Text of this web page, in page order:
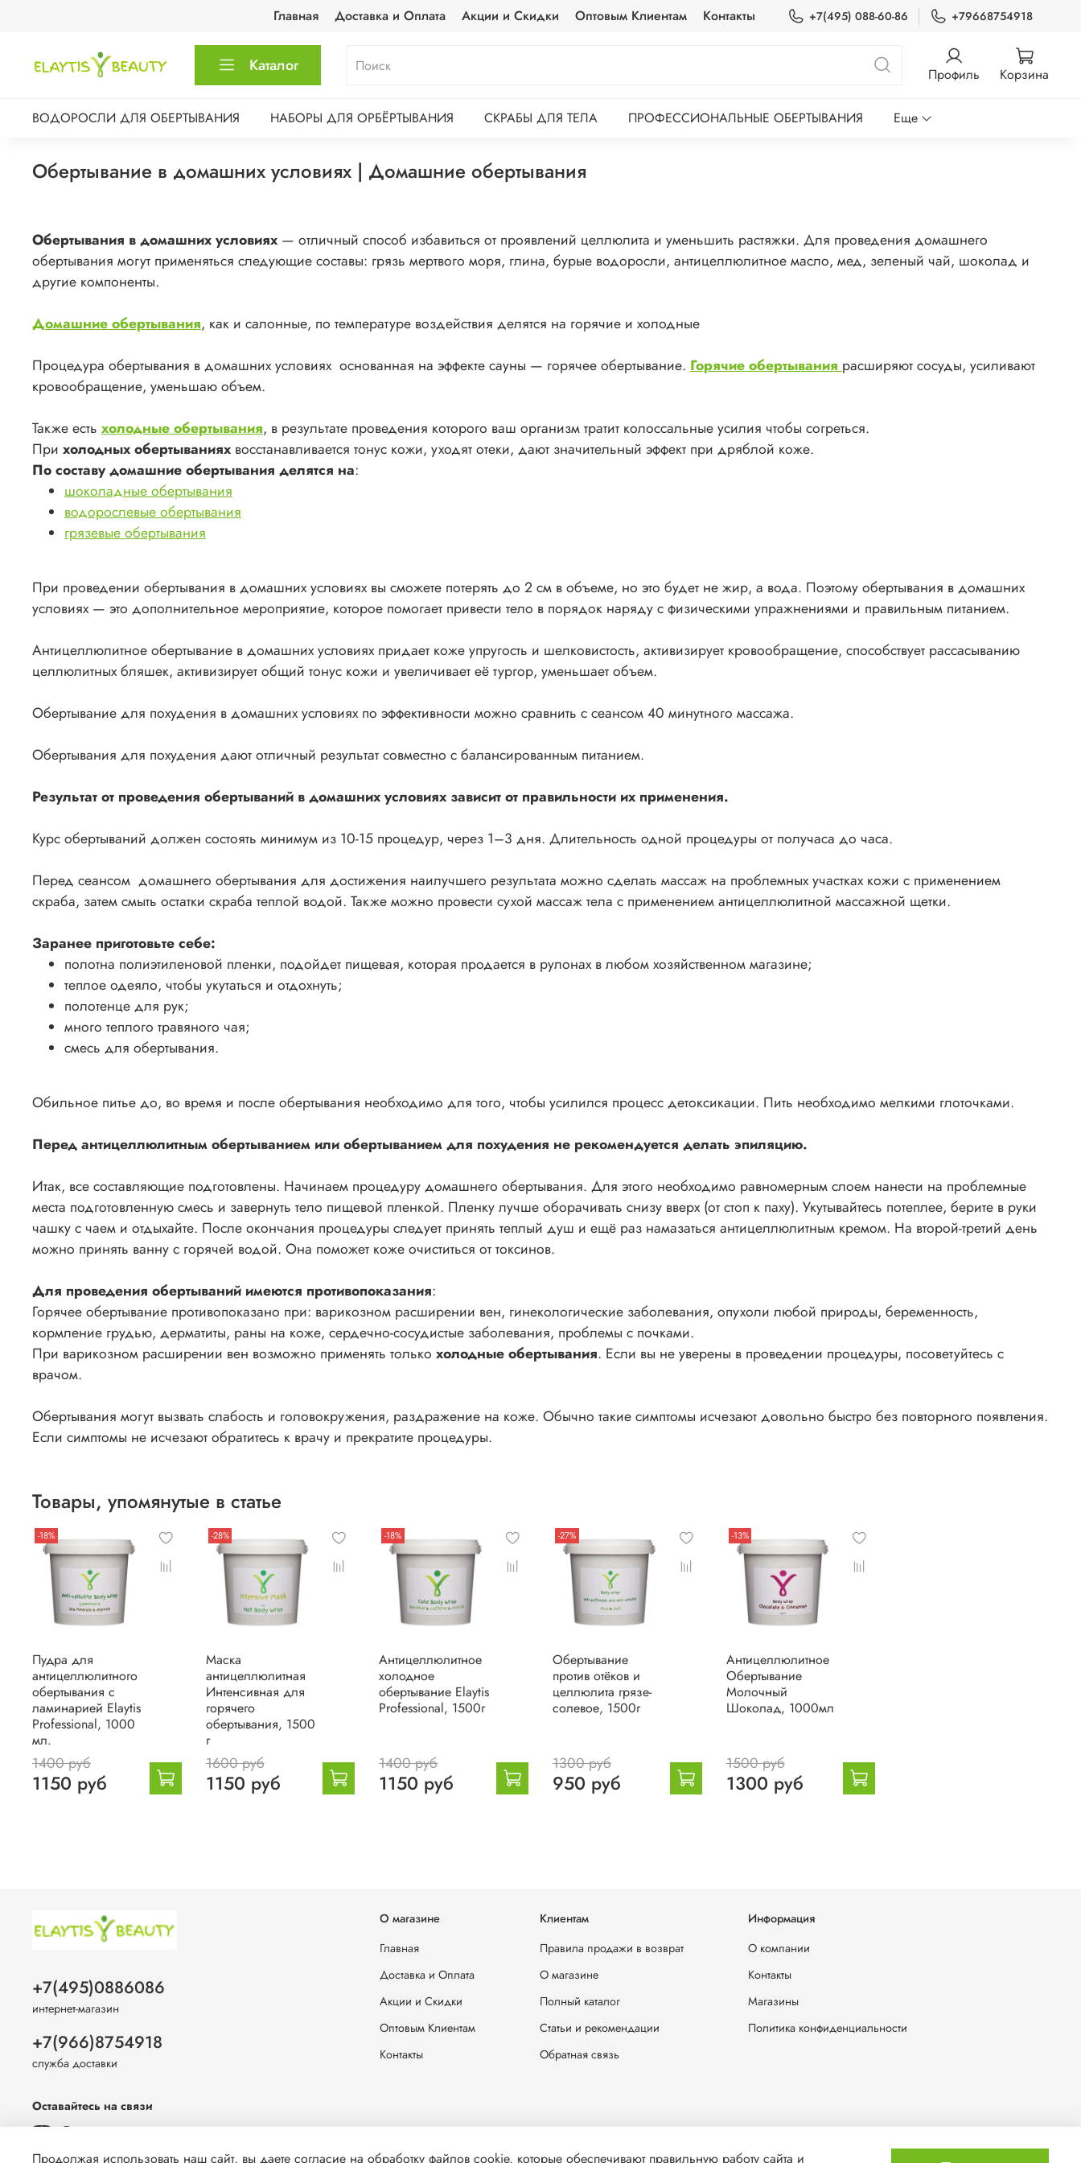
Главная Доставка и Оплата Акции и Скидки Оптовым Клиентам Контакты +7(495) 088-60-86 +79668754918
Каталог Профиль Корзина
ВОДОРОСЛИ ДЛЯ ОБЕРТЫВАНИЯ НАБОРЫ ДЛЯ ОРБЁРТЫВАНИЯ СКРАБЫ ДЛЯ ТЕЛА ПРОФЕССИОНАЛЬНЫЕ ОБЕРТЫВАНИЯ Еще
Обертывание в домашних условиях | Домашние обертывания
Обертывания в домашних условиях — отличный способ избавиться от проявлений целлюлита и уменьшить растяжки. Для проведения домашнего
обертывания могут применяться следующие составы: грязь мертвого моря, глина, бурые водоросли, антицеллюлитное масло, мед, зеленый чай, шоколад и
другие компоненты.
Домашние обертывания, как и салонные, по температуре воздействия делятся на горячие и холодные
Процедура обертывания в домашних условиях основанная на эффекте сауны — горячее обертывание. Горячие обертывания расширяют сосуды, усиливают
кровообращение, уменьшаю объем.
Также есть холодные обертывания, в результате проведения которого ваш организм тратит колоссальные усилия чтобы согреться.
При холодных обертываниях восстанавливается тонус кожи, уходят отеки, дают значительный эффект при дряблой коже.
По составу домашние обертывания делятся на:
шоколадные обертывания
водорослевые обертывания
грязевые обертывания
При проведении обертывания в домашних условиях вы сможете потерять до 2 см в объеме, но это будет не жир, а вода. Поэтому обертывания в домашних
условиях — это дополнительное мероприятие, которое помогает привести тело в порядок наряду с физическими упражнениями и правильным питанием.
Антицеллюлитное обертывание в домашних условиях придает коже упругость и шелковистость, активизирует кровообращение, способствует рассасыванию
целлюлитных бляшек, активизирует общий тонус кожи и увеличивает её тургор, уменьшает объем.
Обертывание для похудения в домашних условиях по эффективности можно сравнить с сеансом 40 минутного массажа.
Обертывания для похудения дают отличный результат совместно с балансированным питанием.
Результат от проведения обертываний в домашних условиях зависит от правильности их применения.
Курс обертываний должен состоять минимум из 10-15 процедур, через 1–3 дня. Длительность одной процедуры от получаса до часа.
Перед сеансом домашнего обертывания для достижения наилучшего результата можно сделать массаж на проблемных участках кожи с применением
скраба, затем смыть остатки скраба теплой водой. Также можно провести сухой массаж тела с применением антицеллюлитной массажной щетки.
Заранее приготовьте себе:
полотна полиэтиленовой пленки, подойдет пищевая, которая продается в рулонах в любом хозяйственном магазине;
теплое одеяло, чтобы укутаться и отдохнуть;
полотенце для рук;
много теплого травяного чая;
смесь для обертывания.
Обильное питье до, во время и после обертывания необходимо для того, чтобы усилился процесс детоксикации. Пить необходимо мелкими глоточками.
Перед антицеллюлитным обертыванием или обертыванием для похудения не рекомендуется делать эпиляцию.
Итак, все составляющие подготовлены. Начинаем процедуру домашнего обертывания. Для этого необходимо равномерным слоем нанести на проблемные
места подготовленную смесь и завернуть тело пищевой пленкой. Пленку лучше оборачивать снизу вверх (от стоп к паху). Укутывайтесь потеплее, берите в руки
чашку с чаем и отдыхайте. После окончания процедуры следует принять теплый душ и ещё раз намазаться антицеллюлитным кремом. На второй-третий день
можно принять ванну с горячей водой. Она поможет коже очиститься от токсинов.
Для проведения обертываний имеются противопоказания:
Горячее обертывание противопоказано при: варикозном расширении вен, гинекологические заболевания, опухоли любой природы, беременность,
кормление грудью, дерматиты, раны на коже, сердечно-сосудистые заболевания, проблемы с почками.
При варикозном расширении вен возможно применять только холодные обертывания. Если вы не уверены в проведении процедуры, посоветуйтесь с
врачом.
Обертывания могут вызвать слабость и головокружения, раздражение на коже. Обычно такие симптомы исчезают довольно быстро без повторного появления.
Если симптомы не исчезают обратитесь к врачу и прекратите процедуры.
Товары, упомянутые в статье
-18%
Пудра для
антицеллюлитного
обертывания с
ламинарией Elaytis
Professional, 1000
мл.
1400 руб
1150 руб
-28%
Маска
антицеллюлитная
Интенсивная для
горячего
обертывания, 1500
г
1600 руб
1150 руб
-18%
Антицеллюлитное
холодное
обертывание Elaytis
Professional, 1500г
1400 руб
1150 руб
-27%
Обертывание
против отёков и
целлюлита грязе-
солевое, 1500г
1300 руб
950 руб
-13%
Антицеллюлитное
Обертывание
Молочный
Шоколад, 1000мл
1500 руб
1300 руб
О магазине
Главная
Доставка и Оплата
Акции и Скидки
Оптовым Клиентам
Контакты
Клиентам
Правила продажи в возврат
О магазине
Полный каталог
Статьи и рекомендации
Обратная связь
Информация
О компании
Контакты
Магазины
Политика конфиденциальности
+7(495)0886086
интернет-магазин
+7(966)8754918
служба доставки
Оставайтесь на связи
Продолжая использовать наш сайт, вы даете согласие на обработку файлов cookie, которые обеспечивают правильную работу сайта и